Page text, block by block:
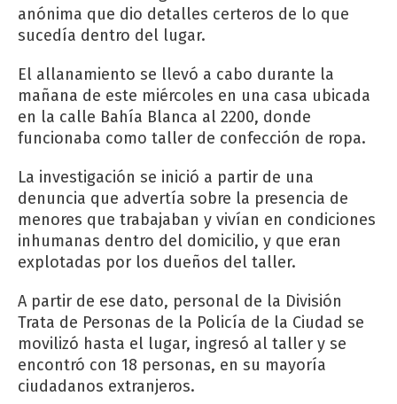
anónima que dio detalles certeros de lo que
sucedía dentro del lugar.
El allanamiento se llevó a cabo durante la
mañana de este miércoles en una casa ubicada
en la calle Bahía Blanca al 2200, donde
funcionaba como taller de confección de ropa.
La investigación se inició a partir de una
denuncia que advertía sobre la presencia de
menores que trabajaban y vivían en condiciones
inhumanas dentro del domicilio, y que eran
explotadas por los dueños del taller.
A partir de ese dato, personal de la División
Trata de Personas de la Policía de la Ciudad se
movilizó hasta el lugar, ingresó al taller y se
encontró con 18 personas, en su mayoría
ciudadanos extranjeros.